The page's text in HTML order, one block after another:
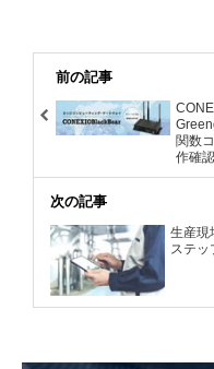
前の記事
関数
作確認
次の記事
生産現
ステッ